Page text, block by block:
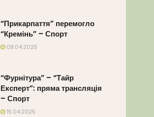
“Прикарпаття” перемогло
“Кремінь” – Спорт
08.04.2025
“Фурнітура” – “Тайр
Експерт”: пряма трансляція
– Спорт
15.04.2025